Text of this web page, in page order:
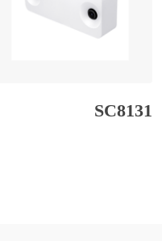
SC8131